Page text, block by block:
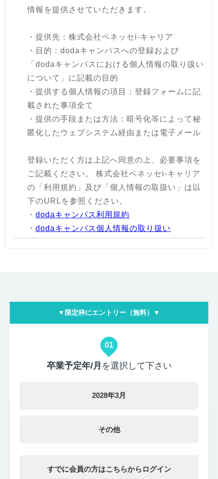
情報を提供させていただきます。
・提供先：株式会社ベネッセi-キャリア
・目的：dodaキャンパスへの登録および
「dodaキャンパスにおける個人情報の取り扱い
について」に記載の目的
・提供する個人情報の項目：登録フォームに記
載された事項全て
・提供の手段または方法：暗号化等によって秘
匿化したウェブシステム経由または電子メール
登録いただく方は上記へ同意の上、必要事項を
ご記載ください。 株式会社ベネッセi-キャリア
の「利用規約」及び「個人情報の取扱い」は以
下のURLを参照ください。
・ dodaキャンパス利用規約
・ dodaキャンパス個人情報の取り扱い
▼限定枠にエントリー（無料）▼
01
卒業予定年/月 を選択して下さい
2028年3月
その他
すでに会員の方はこちらからログイン